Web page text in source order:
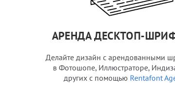
АРЕНДА ДЕСКТОП-
Делайте дизайн с арендованными
в Фотошопе, Иллюстраторе,
других с помощью Rentafont